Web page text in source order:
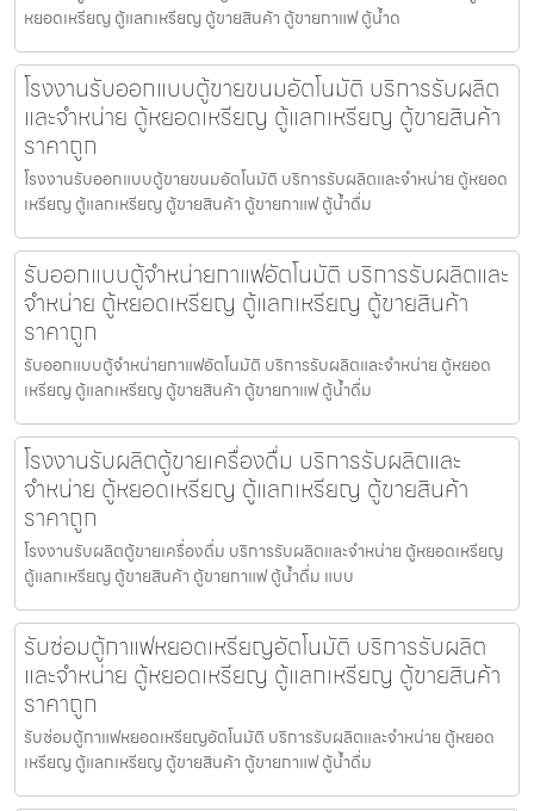
หยอดเหรียญ ตู้แลกเหรียญ ตู้ขายสินค้า ตู้ขายกาแฟ ตู้น้ำด
โรงงานรับออกแบบตู้ขายขนม​อัตโนมัติ บริการรับผลิต
และจำหน่าย ตู้หยอดเหรียญ ตู้แลกเหรียญ ตู้ขายสินค้า
ราคาถูก
โรงงานรับออกแบบตู้ขายขนม​อัตโนมัติ บริการรับผลิตและจำหน่าย ตู้หยอด
เหรียญ ตู้แลกเหรียญ ตู้ขายสินค้า ตู้ขายกาแฟ ตู้น้ำดื่ม
รับออกแบบตู้จำหน่ายกาแฟ​อัตโนมัติ บริการรับผลิตและ
จำหน่าย ตู้หยอดเหรียญ ตู้แลกเหรียญ ตู้ขายสินค้า
ราคาถูก
รับออกแบบตู้จำหน่ายกาแฟ​อัตโนมัติ บริการรับผลิตและจำหน่าย ตู้หยอด
เหรียญ ตู้แลกเหรียญ ตู้ขายสินค้า ตู้ขายกาแฟ ตู้น้ำดื่ม
โรงงานรับผลิตตู้ขายเครื่องดื่ม บริการรับผลิตและ
จำหน่าย ตู้หยอดเหรียญ ตู้แลกเหรียญ ตู้ขายสินค้า
ราคาถูก
โรงงานรับผลิตตู้ขายเครื่องดื่ม บริการรับผลิตและจำหน่าย ตู้หยอดเหรียญ
ตู้แลกเหรียญ ตู้ขายสินค้า ตู้ขายกาแฟ ตู้น้ำดื่ม แบบ
รับซ่อมตู้กาแฟหยอดเหรียญ​อัตโนมัติ บริการรับผลิต
และจำหน่าย ตู้หยอดเหรียญ ตู้แลกเหรียญ ตู้ขายสินค้า
ราคาถูก
รับซ่อมตู้กาแฟหยอดเหรียญ​อัตโนมัติ บริการรับผลิตและจำหน่าย ตู้หยอด
เหรียญ ตู้แลกเหรียญ ตู้ขายสินค้า ตู้ขายกาแฟ ตู้น้ำดื่ม